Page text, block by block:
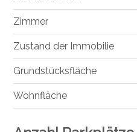
Zimmer
Zustand der Immobilie
Grundstücksfläche
Wohnfläche